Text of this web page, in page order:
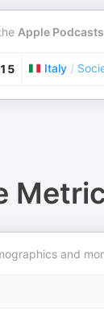
Apple Podcasts
Italy /
and